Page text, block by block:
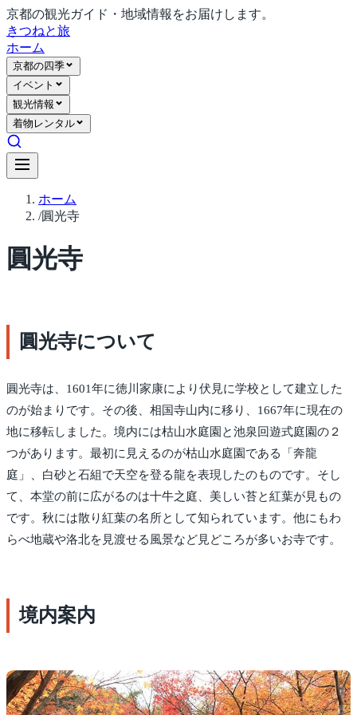
京都の観光ガイド・地域情報をお届けします。
きつねと旅
ホーム
京都の四季
イベント
観光情報
着物レンタル
ホーム
/圓光寺
圓光寺
圓光寺について
圓光寺は、1601年に徳川家康により伏見に学校として建立した
のが始まりです。その後、相国寺山内に移り、1667年に現在の
地に移転しました。境内には枯山水庭園と池泉回遊式庭園の２
つがあります。最初に見えるのが枯山水庭園である「奔龍
庭」、白砂と石組で天空を登る龍を表現したのものです。そし
て、本堂の前に広がるのは十牛之庭、美しい苔と紅葉が見もの
です。秋には散り紅葉の名所として知られています。他にもわ
らべ地蔵や洛北を見渡せる風景など見どころが多いお寺です。
境内案内